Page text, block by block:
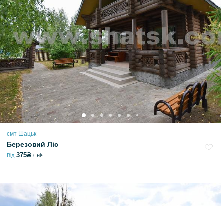
смт Шацьк
Березовий Ліс
Від 375₴ ніч